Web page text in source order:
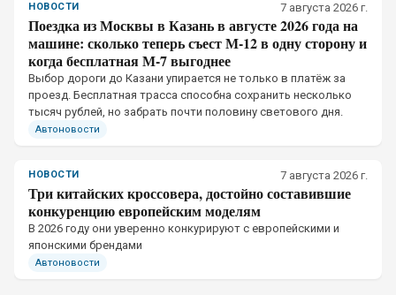
НОВОСТИ 7 августа 2026 г.
Поездка из Москвы в Казань в августе 2026 года на
машине: сколько теперь съест М-12 в одну сторону и
когда бесплатная М-7 выгоднее
Выбор дороги до Казани упирается не только в платёж за
проезд. Бесплатная трасса способна сохранить несколько
тысяч рублей, но забрать почти половину светового дня.
Автоновости
НОВОСТИ 7 августа 2026 г.
Три китайских кроссовера, достойно составившие
конкуренцию европейским моделям
В 2026 году они уверенно конкурируют с европейскими и
японскими брендами
Автоновости